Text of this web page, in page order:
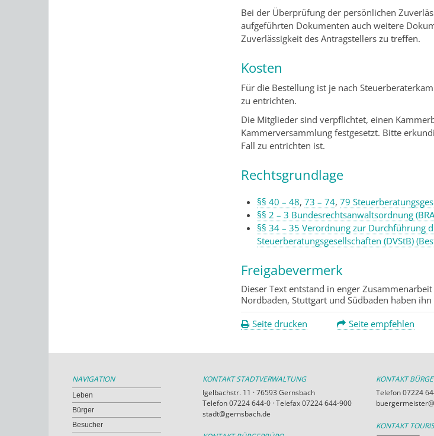
Bei der Überprüfung der persönlichen
aufgeführten Dokumenten auch weitere
Zuverlässigkeit des Antragstellers zu treffen.
Kosten
Für die Bestellung ist je nach
zu entrichten.
Die Mitglieder sind verpflichtet, einen
Kammerversammlung festgesetzt. Bitte
Fall zu entrichten ist.
Rechtsgrundlage
§§ 40 – 48, 73 – 74, 79
§§ 2 – 3 Bundesrechtsanwaltsordnung
§§ 34 – 35 Verordnung zur Durchführung
Steuerberatungsgesellschaften (DVStB)
Freigabevermerk
Dieser Text entstand in enger
Nordbaden, Stuttgart und Südbaden haben
Seite drucken
Seite empfehlen
NAVIGATION
Leben
Bürger
Besucher
KONTAKT STADTVERWALTUNG
Igelbachstr. 11 · 76593 Gernsbach
Telefon 07224 644-0 · Telefax 07224 644-900
stadt@gernsbach.de
KONTAKT
Telefon 07224
KONTAKT